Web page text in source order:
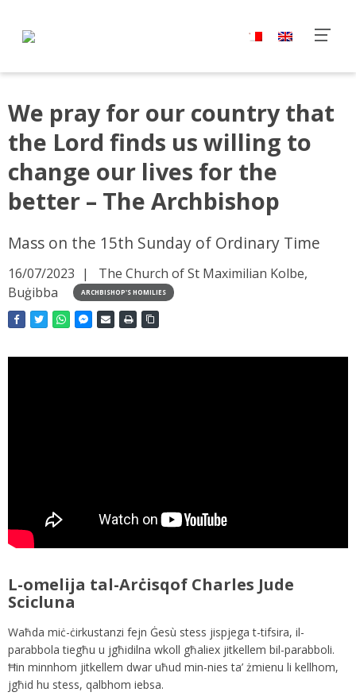
We pray for our country that
the Lord finds us willing to
change our lives for the
better – The Archbishop
Mass on the 15th Sunday of Ordinary Time
16/07/2023
The Church of St Maximilian Kolbe,
Buġibba
ARCHBISHOP'S HOMILIES
L-omelija tal-Arċisqof Charles Jude
Scicluna
Waħda miċ-ċirkustanzi fejn Ġesù stess jispjega t-tifsira, il-
parabbola tiegħu u jgħidilna wkoll għaliex jitkellem bil-parabboli.
Ħin minnhom jitkellem dwar uħud min-nies ta’ żmienu li kellhom,
jgħid hu stess, qalbhom iebsa.